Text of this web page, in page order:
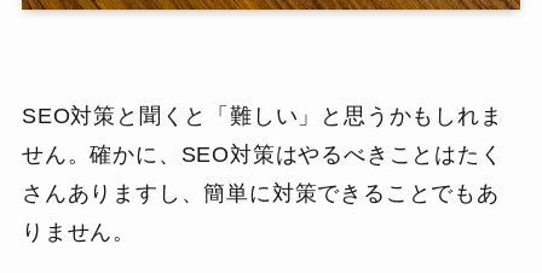
SEO対策と聞くと「難しい」と思うかもしれま
せん。確かに、SEO対策はやるべきことはたく
さんありますし、簡単に対策できることでもあ
りません。